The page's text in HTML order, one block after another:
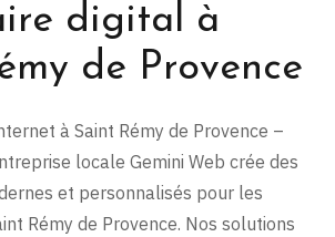
digital à
de Provence
à Saint Rémy de Provence –
locale Gemini Web crée des
et personnalisés pour les
Rémy de Provence. Nos solutions